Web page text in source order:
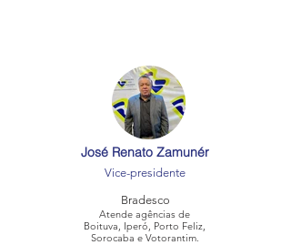
José Renato Zamunér
Vice-presidente
Bradesco
Atende agências de
Boituva, Iperó, Porto Feliz,
Sorocaba e Votorantim.